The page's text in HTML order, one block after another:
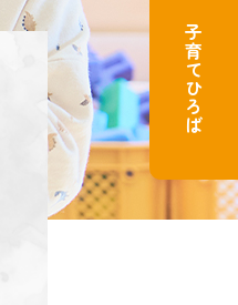
子育てひろば